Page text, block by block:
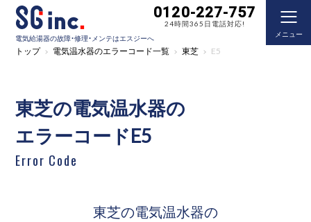
電気給湯器の故障・修理・メンテはエスジーへ
0120-227-757
24時間365日電話対応!
メニュー
トップ 電気温水器のエラーコード一覧 東芝 E5
東芝の電気温水器の
エラーコードE5
Error Code
東芝の電気温水器の